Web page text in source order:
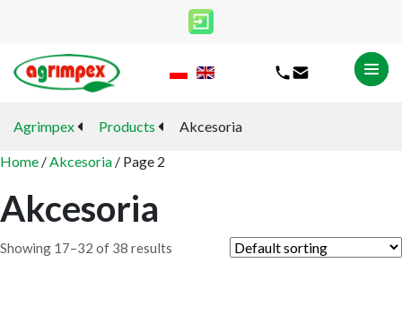
Agrimpex Products Akcesoria
Home /Akcesoria / Page 2
Akcesoria
Showing 17–32 of 38 results